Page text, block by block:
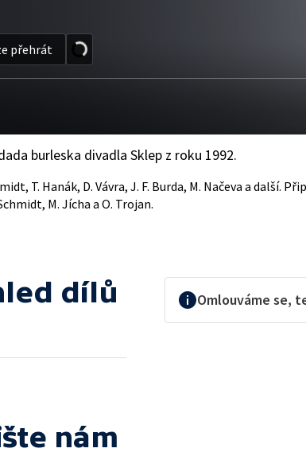
přehrát
burleska divadla Sklep z roku 1992.
T. Hanák, D. Vávra, J. F. Burda, M. Načeva a další.
M. Jícha a O. Trojan.
dílů Omlouváme se,
nám